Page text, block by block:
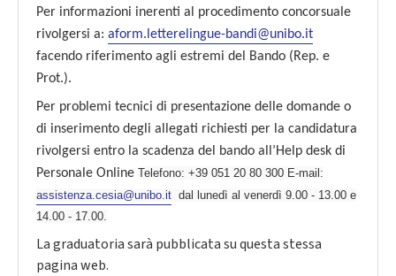
Per informazioni inerenti al procedimento concorsuale
rivolgersi a: aform.letterelingue-bandi@unibo.it
facendo riferimento agli estremi del Bando (Rep. e
Prot.).
Per problemi tecnici di presentazione delle domande o
di inserimento degli allegati richiesti per la candidatura
rivolgersi entro la scadenza del bando all’Help desk di
Personale Online Telefono: +39 051 20 80 300 E-mail:
assistenza.cesia@unibo.it dal lunedì al venerdì 9.00 - 13.00 e
14.00 - 17.00.
La graduatoria sarà pubblicata su questa stessa
pagina web.